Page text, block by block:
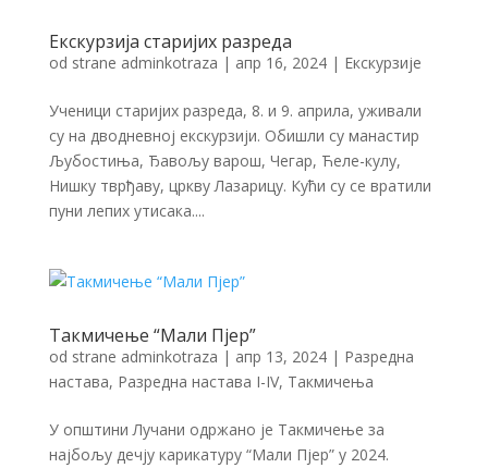
Екскурзија старијих разреда
od strane adminkotraza | апр 16, 2024| Екскурзије
Ученици старијих разреда, 8. и 9. априла, уживали
су на дводневној екскурзији. Обишли су манастир
Љубостиња, Ђавољу варош, Чегар, Ћеле-кулу,
Нишку тврђаву, цркву Лазарицу. Кући су се вратили
пуни лепих утисака....
Tакмичење “Мали Пјер”
od strane adminkotraza | апр 13, 2024| Разредна
настава, Разредна настава I-IV, Такмичења
У општини Лучани одржано је Такмичење за
најбољу дечју карикатуру “Мали Пјер” у 2024.